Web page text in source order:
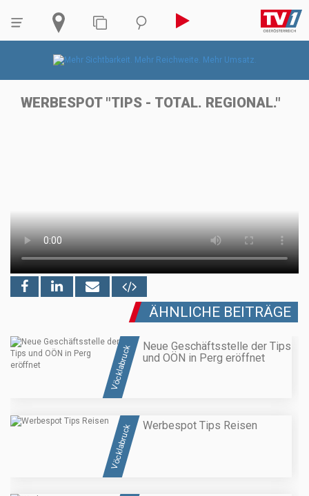
WERBESPOT "TIPS - TOTAL. REGIONAL."
ÄHNLICHE BEITRÄGE
Vöcklabruck
Neue Geschäftsstelle der Tips
und OÖN in Perg eröffnet
Vöcklabruck Werbespot Tips Reisen